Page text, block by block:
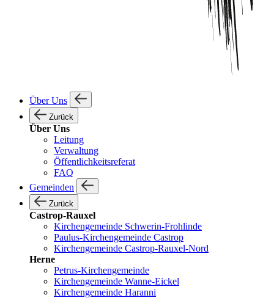
Über Uns
Zurück
Über Uns
Leitung
Verwaltung
Öffentlichkeitsreferat
FAQ
Gemeinden
Zurück
Castrop-Rauxel
Kirchengemeinde Schwerin-Frohlinde
Paulus-Kirchengemeinde Castrop
Kirchengemeinde Castrop-Rauxel-Nord
Herne
Petrus-Kirchengemeinde
Kirchengemeinde Wanne-Eickel
Kirchengemeinde Haranni